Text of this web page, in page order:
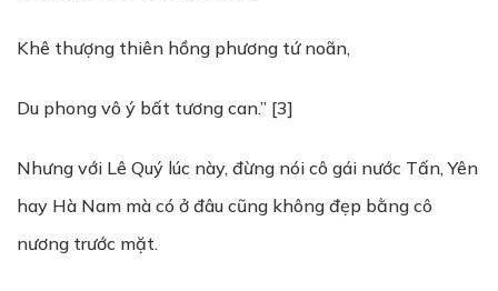
Khê thượng thiên hồng phương tứ noãn,
Du phong vô ý bất tương can.” [3]
Nhưng với Lê Quý lúc này, đừng nói cô gái nước Tấn, Yên
hay Hà Nam mà có ở đâu cũng không đẹp bằng cô
nương trước mặt.